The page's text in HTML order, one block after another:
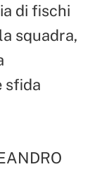
di fischi
squadra,
sfida